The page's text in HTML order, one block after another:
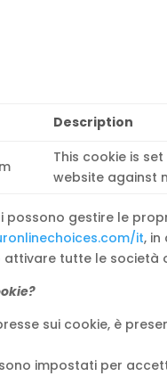
Description
This cookie is
website against
possono gestire le
it,
tutte le
sui cookie, è
impostati per